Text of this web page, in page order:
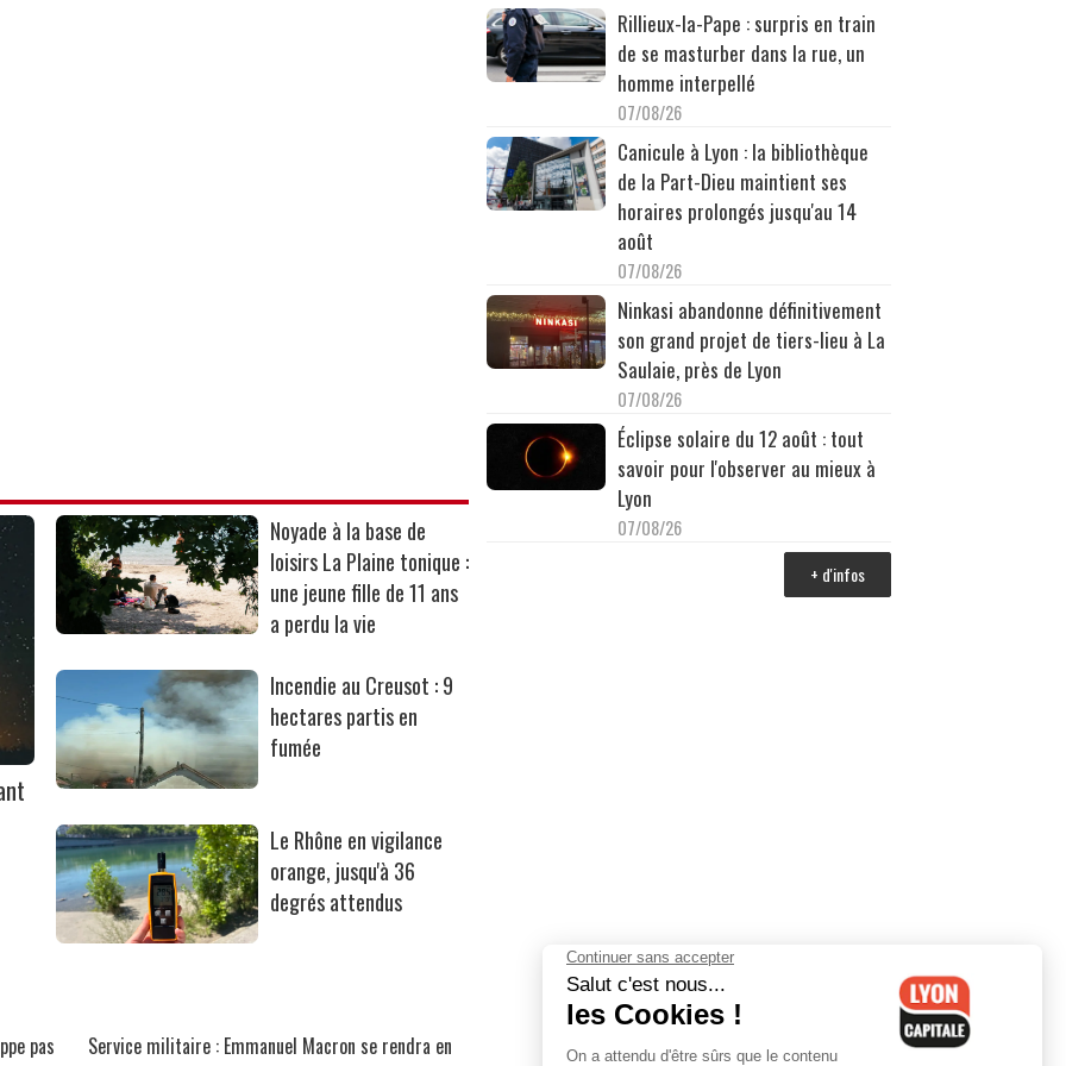
Noyade à la base de
loisirs La Plaine tonique :
une jeune fille de 11 ans
a perdu la vie
Incendie au Creusot : 9
hectares partis en
fumée
Le Rhône en vigilance
orange, jusqu'à 36
degrés attendus
pas
Service militaire : Emmanuel Macron se rendra en
Rillieux-la-Pape : surpris en train
de se masturber dans la rue, un
homme interpellé
07/08/26
Canicule à Lyon : la bibliothèque
de la Part-Dieu maintient ses
horaires prolongés jusqu'au 14
août
07/08/26
Ninkasi abandonne définitivement
son grand projet de tiers-lieu à La
Saulaie, près de Lyon
07/08/26
Éclipse solaire du 12 août : tout
savoir pour l'observer au mieux à
Lyon
07/08/26
+ d'infos